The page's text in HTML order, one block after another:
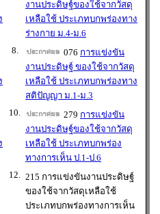
งานประดิษฐ์ของใช้จากวัสดุ
เหลือใช้ ประเภทบกพร่องทาง
ร่างกาย ม.4-ม.6
8. 076 การแข่งขัน
งานประดิษฐ์ ของใช้จากวัสดุ
เหลือใช้ ประเภทบกพร่องทาง
สติปัญญา ม.1-ม.3
10. 279 การแข่งขัน
งานประดิษฐ์ของใช้จากวัสดุ
เหลือใช้ ประเภทบกพร่อง
ทางการเห็น ป.1-ป.6
12. 215 การแข่งขันงานประดิษฐ์
ของใช้จากวัสดุเหลือใช้
ประเภทบกพร่องทางการเห็น